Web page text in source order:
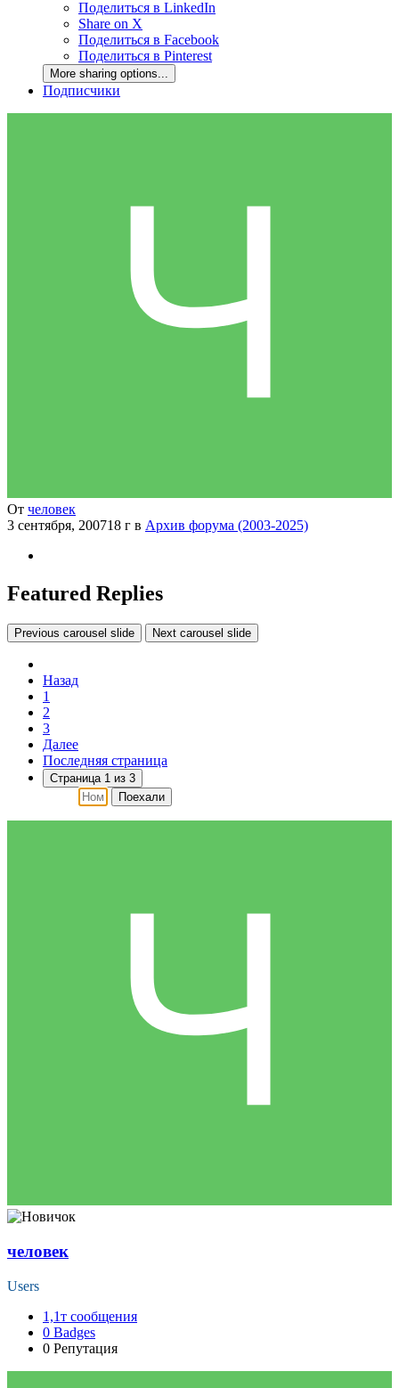
Поделиться в LinkedIn
Share on X
Поделиться в Facebook
Поделиться в Pinterest
More sharing options...
Подписчики
От человек
3 сентября, 200718 г в Архив форума (2003-2025)
Featured Replies
Previous carousel slide Next carousel slide
Назад
1
2
3
Далее
Последняя страница
Страница 1 из 3
Поехали
человек
Users
1,1т сообщения
0 Badges
0 Репутация